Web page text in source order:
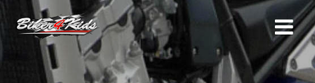
Zum
Inhalt
springen